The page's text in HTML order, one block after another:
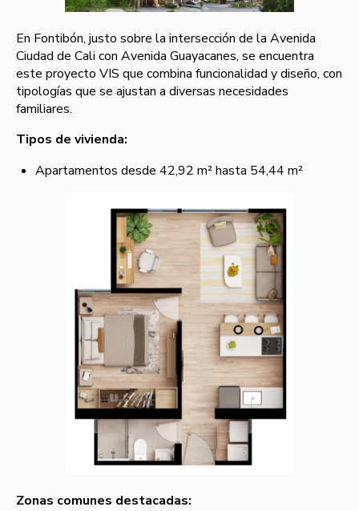
En Fontibón, justo sobre la intersección de la Avenida
Ciudad de Cali con Avenida Guayacanes, se encuentra
este proyecto VIS que combina funcionalidad y diseño, con
tipologías que se ajustan a diversas necesidades
familiares.
Tipos de vivienda:
Apartamentos desde 42,92 m² hasta 54,44 m²
Zonas comunes destacadas: